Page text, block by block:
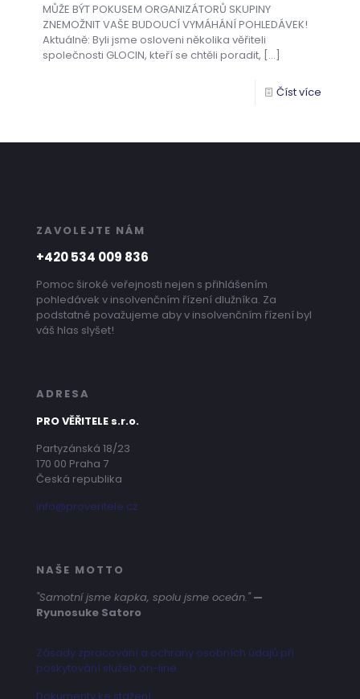
MŮŽE BÝT POKUSEM ORGANIZÁTORŮ SKUPINY
ZNEMOŽNIT VAŠE BUDOUCÍ VYMÁHÁNÍ POHLEDÁVEK!
Aktuálně: Byli jsme osloveni několika věřiteli
společnosti GLOCIN, kteří se chtěli poradit, […]
Číst více
ZAVOLEJTE NÁM
+420 534 009 836
Pomoc široké veřejnosti nejen s přihlášením
pohledávek v insolvenčním řízení dlužníka. Za
podstatné považujeme aby v insolvenčním řízení byl
váš hlas slyšet!
ADRESA
PRO VĚŘITELE s.r.o.
Partyzánská 18/23
170 00 Praha 7
Česká republika
info@proveritele.cz
NAŠE MOTTO
"Samotní jsme kapka, spolu jsme oceán." —
Ryunosuke Satoro
Zásady zpracování a ochrany osobních údajů při
poskytování služeb on-line